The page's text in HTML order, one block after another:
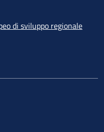
di sviluppo regionale